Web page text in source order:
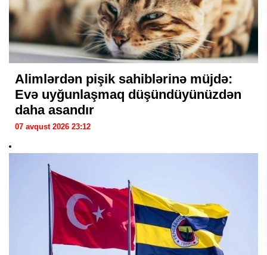
Alimlərdən pişik sahiblərinə müjdə:
Evə uyğunlaşmaq düşündüyünüzdən
daha asandır
07 avqust 2026 23:12